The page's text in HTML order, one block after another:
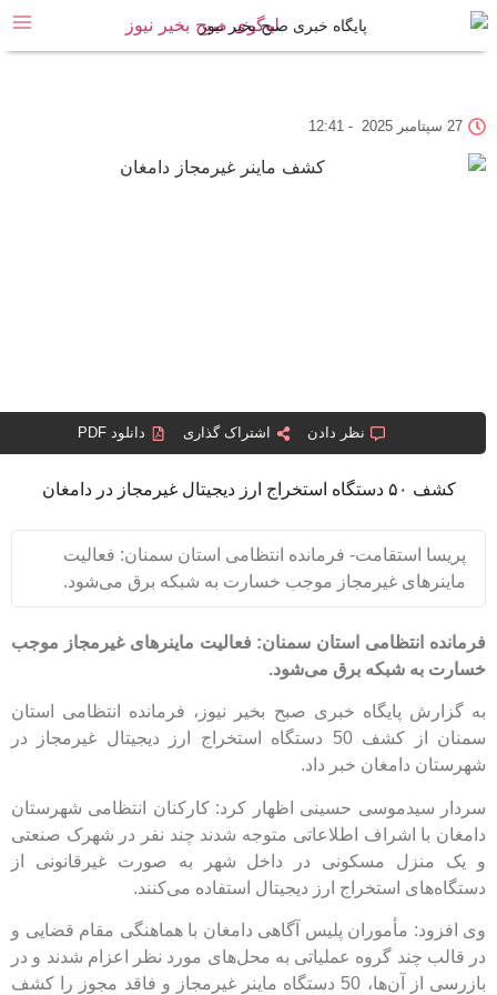
پایگاه خبری صبح بخیر نیوز
استقامت- فرمانده انتظامی استان سمنان: فعالیت
غیرمجاز موجب خسارت به شبکه برق می‌شود.
انتظامی استان سمنان: فعالیت ماینرهای غیرمجاز موجب
شبکه برق می‌شود.
-
12:41
نظر دادن اشتراک گذاری دانلود PDF
پایگاه خبری صبح بخیر نیوز، فرمانده انتظامی استان
سمنان از کشف 50 دستگاه استخراج ارز دیجیتال غیرمجاز در
دامغان خبر داد.
حسینی اظهار کرد: کارکنان انتظامی شهرستان
اشراف اطلاعاتی متوجه شدند چند نفر در شهرک صنعتی
مسکونی در داخل شهر به صورت غیرقانونی از
استخراج ارز دیجیتال استفاده می‌کنند.
مأموران پلیس آگاهی دامغان با هماهنگی مقام قضایی و
چند گروه عملیاتی به محل‌های مورد نظر اعزام شدند و در
بازرسی از آن‌ها، 50 دستگاه ماینر غیرمجاز و فاقد مجوز را کشف